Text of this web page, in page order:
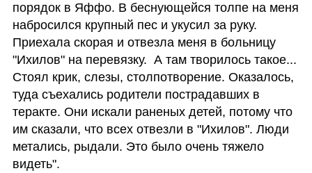
порядок в Яффо. В беснующейся толпе на меня
набросился крупный пес и укусил за руку.
Приехала скорая и отвезла меня в больницу
"Ихилов" на перевязку.  А там творилось такое...
Стоял крик, слезы, столпотворение. Оказалось,
туда съехались родители пострадавших в
теракте. Они искали раненых детей, потому что
им сказали, что всех отвезли в "Ихилов". Люди
метались, рыдали. Это было очень тяжело
видеть".